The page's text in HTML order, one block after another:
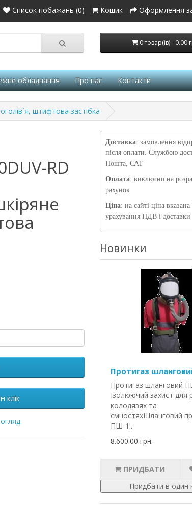
Список побажань (0) Кошик Оформлення
0 товар(ів) - 0.00
обладнання Про нас Контакти
штифтова застібка
RD
клік
Доставка: замовлення
після оплати. Службою
Пошта, САТ
Оплата: виключно на
рахунок
Ціна: на сайті ціна вказана
урахування ПДВ і доставки
Новинки
Протигаз
Протигаз шланговий
Ізолюючий захист для
колодязях та
ємностяхШланговий
ПШ-1:..
8.600.00 грн.
ПРИДБАТИ
Придбати в один